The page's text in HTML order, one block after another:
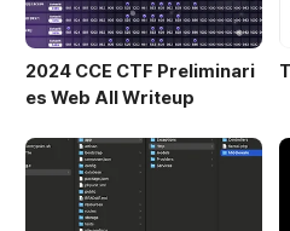
2024 CCE CTF Preliminari
es Web All Writeup